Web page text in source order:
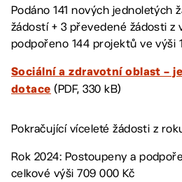
Podáno 141 nových jednoletých
žádostí + 3 převedené žádosti z
podpořeno 144 projektů ve výši
Sociální a zdravotní oblast –
dotace (PDF, 330 kB)
Pokračující víceleté žádosti z
Rok 2024: Postoupeny a
celkové výši 709 000 Kč